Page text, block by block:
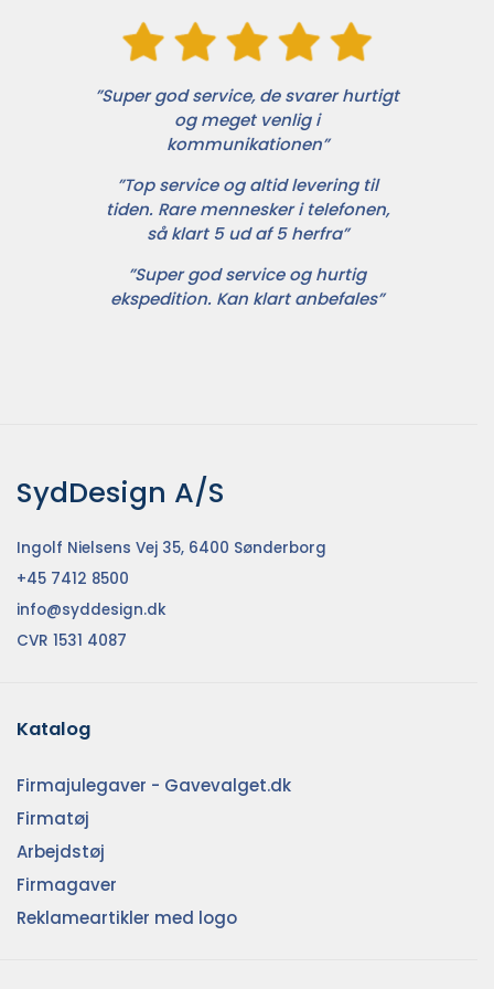
”Super god service, de svarer hurtigt
og meget venlig i
kommunikationen”
”Top service og altid levering til
tiden. Rare mennesker i telefonen,
så klart 5 ud af 5 herfra”
”Super god service og hurtig
ekspedition. Kan klart anbefales”
SydDesign A/S
Ingolf Nielsens Vej 35, 6400 Sønderborg
+45 7412 8500
info@syddesign.dk
CVR 1531 4087
Katalog
Firmajulegaver - Gavevalget.dk
Firmatøj
Arbejdstøj
Firmagaver
Reklameartikler med logo